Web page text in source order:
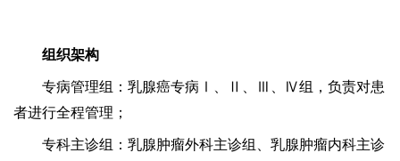
组织架构
专病管理组：乳腺癌专病 Ⅰ、Ⅱ、Ⅲ、Ⅳ组，负责对患
者进行全程管理；
专科主诊组：乳腺肿瘤外科主诊组、乳腺肿瘤内科主诊